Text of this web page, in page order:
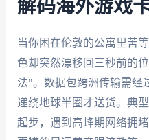
解码海外游戏
当你困在伦敦的公寓里苦
色却突然漂移回三秒前的
法"。数据包跨洲传输需经
递绕地球半圈才送货。典
起步，遇到高峰期网络拥堵